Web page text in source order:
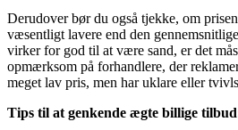
Derudover bør du også tjekke, om
væsentligt lavere end den
virker for god til at være sand, er det
opmærksom på forhandlere, der
meget lav pris, men har uklare eller
Tips til at genkende ægte billige